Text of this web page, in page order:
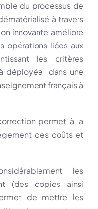
du processus de
à travers
innovante améliore
opérations liées aux
les critères
déployée dans une
français à
permet à la
des coûts et
les
(des copies ainsi
de mettre les